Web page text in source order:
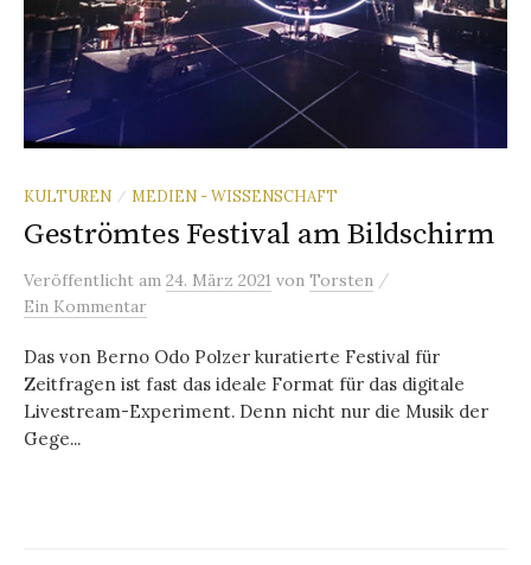
KULTUREN / MEDIEN - WISSENSCHAFT
Geströmtes Festival am Bildschirm
Veröffentlicht am 24. März 2021 von Torsten /
Ein Kommentar
Das von Berno Odo Polzer kuratierte Festival für
Zeitfragen ist fast das ideale Format für das digitale
Livestream-Experiment. Denn nicht nur die Musik der
Gege...